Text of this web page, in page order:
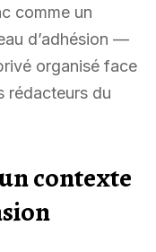
comme un
d’adhésion —
organisé face
rédacteurs du
contexte